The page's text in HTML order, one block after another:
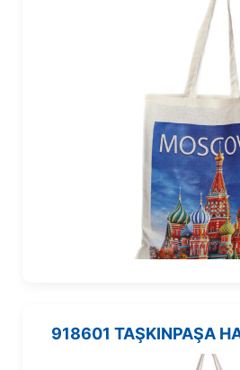
918601 TAŞKINPAŞA